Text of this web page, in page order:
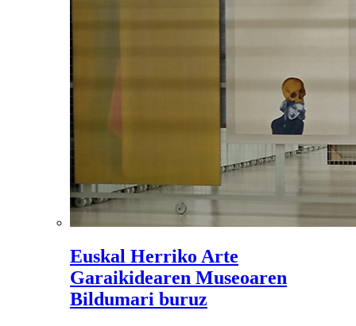
Euskal Herriko Arte
Garaikidearen Museoaren
Bildumari buruz